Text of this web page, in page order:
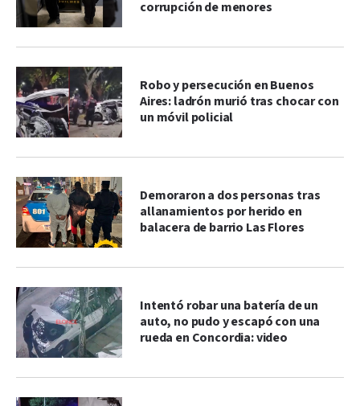
corrupción de menores
Robo y persecución en Buenos
Aires: ladrón murió tras chocar con
un móvil policial
Demoraron a dos personas tras
allanamientos por herido en
balacera de barrio Las Flores
Intentó robar una batería de un
auto, no pudo y escapó con una
rueda en Concordia: video